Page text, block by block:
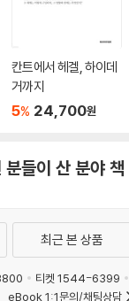
서 비롯됐고요. 후세에
과 그 감정의 대상을 신
전체의 미래) 사이에
유가 있습니다. 일단
게 넘겨줄 세상과 다르
관대한 해법, 가장 심사
도 아니죠. (…) 그저 나는
영역을 새로이 기획하다
세대는 전에 없이 우리
이때 인도주의의 지침은
나은 세상을 만드는 것
다.
육부 장관을 지내는 등
정치에 한 장(2장 「새
칸트에서 헤겔, 하이데
거까지
5% 24,700원
들이 산 분야 책
최근 본 상품
티켓 1544-6399
eBook 1:1문의/채팅상담